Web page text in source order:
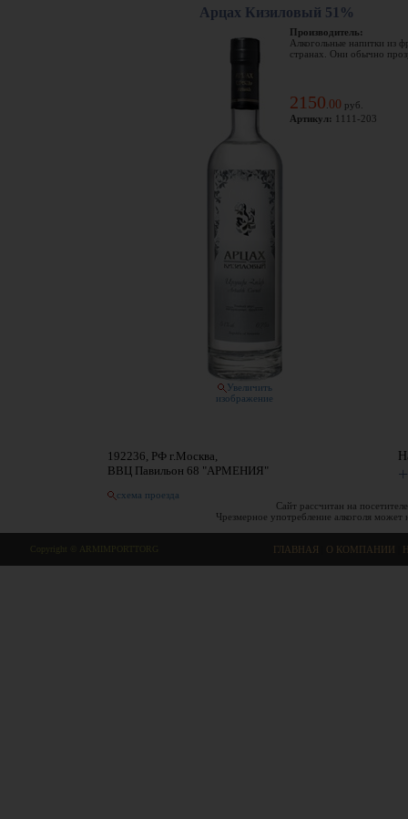
Арцах Кизиловый 51%
Увеличить
изображение
Производитель:
Алкогольные напитки из
странах. Они обычно
2150 00 руб.
Артикул: 1111-203
192236, РФ г.Москва,
ВВЦ Павильон 68 "АРМЕНИЯ"
схема проезда
Сайт рассчитан на
Чрезмерное употребление алкоголя
Copyright © ARMIMPORTTORG ГЛАВНАЯ О КОМПАНИИ